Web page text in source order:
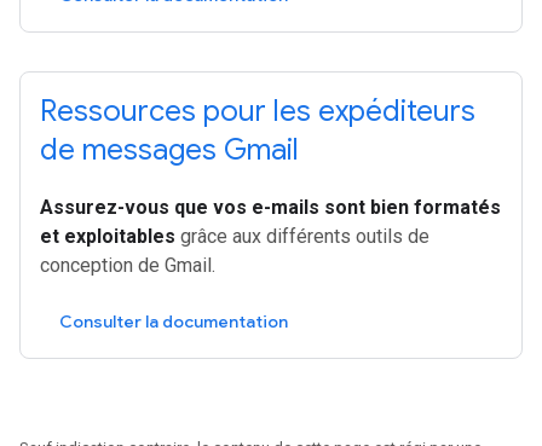
Ressources pour les expéditeurs
de messages Gmail
Assurez-vous que vos e-mails sont bien formatés
et exploitables grâce aux différents outils de
conception de Gmail.
Consulter la documentation